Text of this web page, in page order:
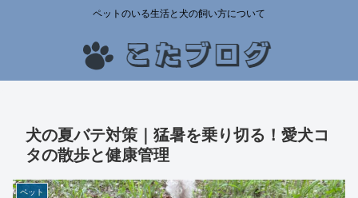
ペットのいる生活と犬の飼い方について
犬の夏バテ対策｜猛暑を乗り切る！愛犬コ
タの散歩と健康管理
ペット